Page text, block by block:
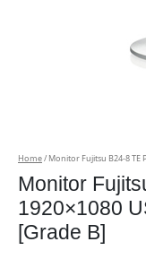
Home/ Monitor Fujitsu B24-8 TE
Monitor
1920×1080
[Grade B]